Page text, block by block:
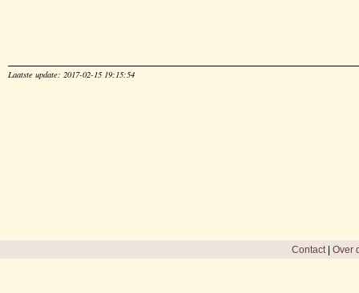
Laatste update: 2017-02-15 19:15:54
Contact| Over